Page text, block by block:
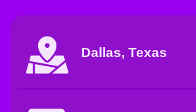
Dallas, Texas